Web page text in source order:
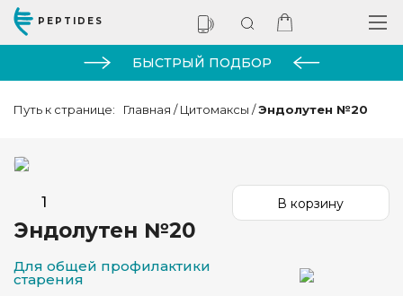
PEPTIDES
БЫСТРЫЙ ПОДБОР
Путь к странице: Главная / Цитомаксы /Эндолутен №20
Эндолутен №20
Для общей профилактики
старения